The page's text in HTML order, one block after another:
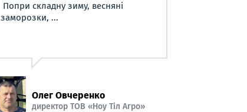
Попри складну зиму, весняні
заморозки, ...
Олег Овчеренко
директор ТОВ «Ноу Тіл Агро»